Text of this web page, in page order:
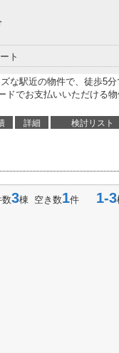
ト
な駅近の物件で、徒歩5分
ドでお支払いいただける物
詳細 検討リスト
数3棟 空き数1件 1-3